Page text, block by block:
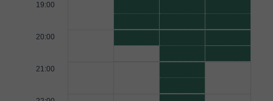
19:00
20:00
21:00